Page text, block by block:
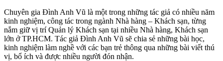
Chuyên gia Đình Anh Vũ là một trong những tác giả có nhiều năm
kinh nghiệm, công tác trong ngành Nhà hàng – Khách sạn, từng
nắm giữ vị trí Quản lý Khách sạn tại nhiều Nhà hàng, Khách sạn
lớn ở TP.HCM. Tác giả Đình Anh Vũ sẽ chia sẻ những bài học,
kinh nghiệm làm nghề với các bạn trẻ thông qua những bài viết thú
vị, bổ ích và được nhiều người đón nhận.